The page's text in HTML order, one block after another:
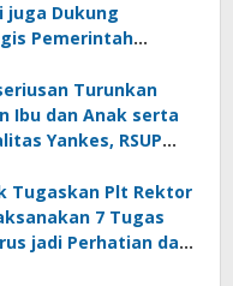
juga Dukung
Pemerintah
Turunkan
Ibu dan Anak serta
Yankes, RSUP
Tugaskan Plt Rektor
7 Tugas
jadi Perhatian dan